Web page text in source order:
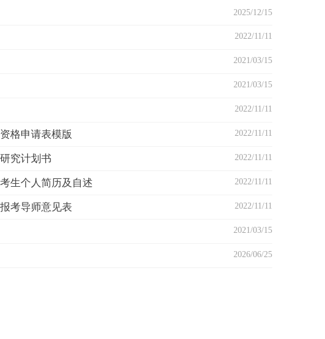
2025/12/15
2022/11/11
2021/03/15
2021/03/15
2022/11/11
格申请表模版 2022/11/11
究计划书 2022/11/11
生个人简历及自述 2022/11/11
考导师意见表 2022/11/11
2021/03/15
2026/06/25